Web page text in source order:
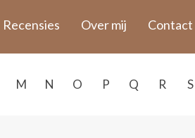
Recensies Over mij Contact
M N O P Q R S